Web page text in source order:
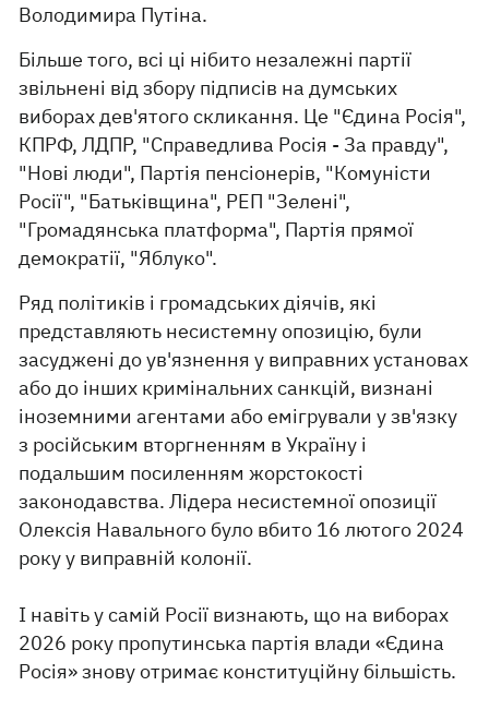
Володимира Путіна.
Більше того, всі ці нібито незалежні партії
звільнені від збору підписів на думських
виборах дев'ятого скликання. Це "Єдина Росія",
КПРФ, ЛДПР, "Справедлива Росія - За правду",
"Нові люди", Партія пенсіонерів, "Комуністи
Росії", "Батьківщина", РЕП "Зелені",
"Громадянська платформа", Партія прямої
демократії, "Яблуко".
Ряд політиків і громадських діячів, які
представляють несистемну опозицію, були
засуджені до ув'язнення у виправних установах
або до інших кримінальних санкцій, визнані
іноземними агентами або емігрували у зв'язку
з російським вторгненням в Україну і
подальшим посиленням жорстокості
законодавства. Лідера несистемної опозиції
Олексія Навального було вбито 16 лютого 2024
року у виправній колонії.
І навіть у самій Росії визнають, що на виборах
2026 року пропутинська партія влади «Єдина
Росія» знову отримає конституційну більшість.